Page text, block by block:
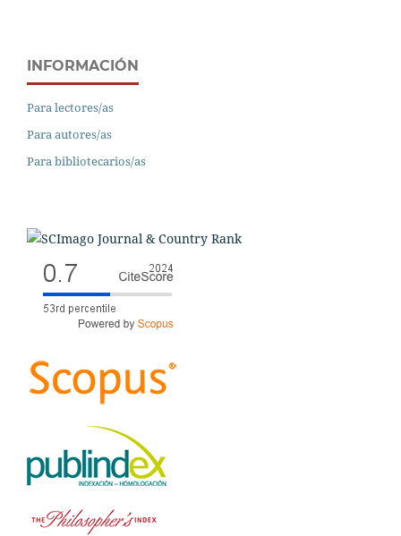
INFORMACIÓN
Para lectores/as
Para autores/as
Para bibliotecarios/as